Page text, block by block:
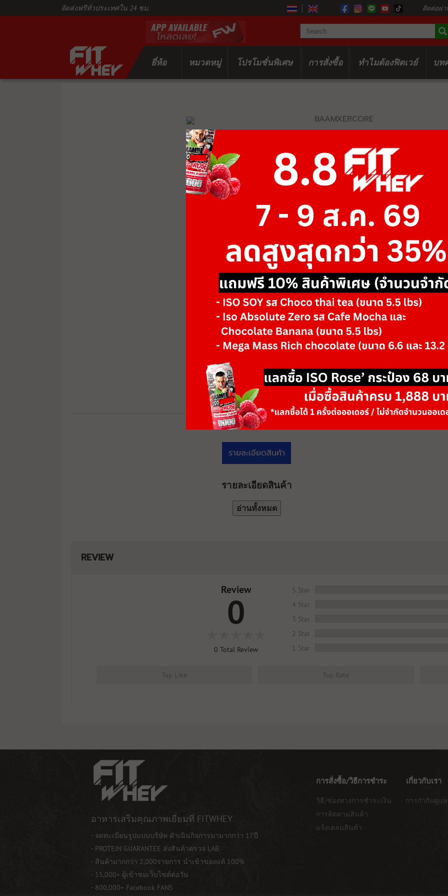
จัดส่งฟรีทั่วประเทศใน 24 ชม. ติดต่อผ่า
ยี่ห้อ หมวดหมู่ โปรโมชั่นพิเศษ การสั่งซื้อ ทำไมต้องฟิตเวย์ บท
BAAMXERCORE
A7000
฿84,175 ฿129,500
ขนาด
รสชาติ/ตัวเลือก -
จำนวน
เพิ่มลงตะกร้า
รายละเอียดสินค้า
รายละเอียดสินค้า
อ่านทั้งหมด
REVIEW
Review
0
0 Total Review
5 Star
4 Star
3 Star
2 Star
1 Star
Top Like Top Rate
อาหารเสริมคุณภาพเยี่ยมที่ FITWHEY
- จดทะเบียนรูปแบบบริษัท ดำเนินกิจการมามากกว่า 17ปี
- PROTEIN GUARANTEE ส่งสินค้าตรวจ LAB
- สินค้ามากกว่า 2,000รายการ นำเข้าของแท้ 100%
- 15,000+ ผู้เข้าชมเว็บไซต์ต่อวัน
- 800,000+ Facebook FANS
การสั่งซื้อ/วิธีการชำระ เกี่ยวกับเรา
วิธี/ช่องทางการชำระเงิน
การติดตามสินค้า
แจ้งเคลมสินค้า
การกำกับดูแ